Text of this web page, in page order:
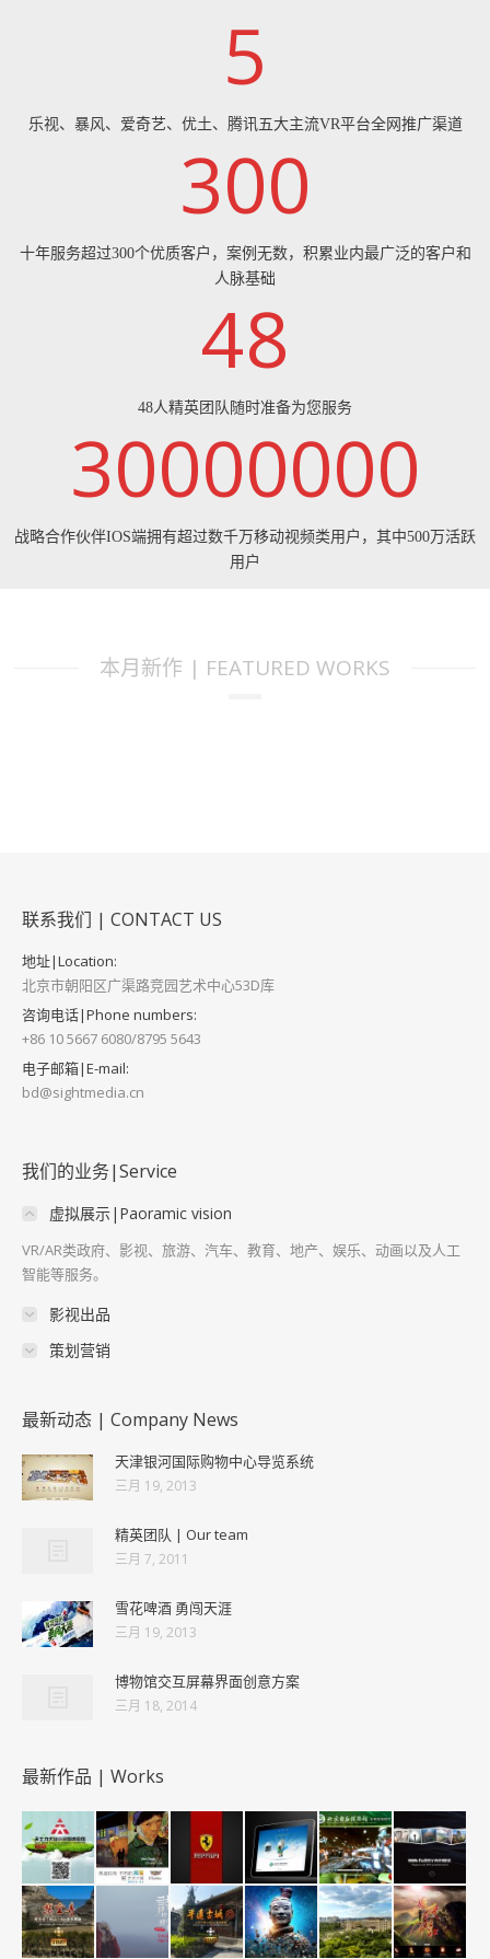
5
乐视、暴风、爱奇艺、优土、腾讯五大主流VR平台全网推广渠道
300
十年服务超过300个优质客户，案例无数，积累业内最广泛的客户和
人脉基础
48
48人精英团队随时准备为您服务
30000000
战略合作伙伴IOS端拥有超过数千万移动视频类用户，其中500万活跃
用户
本月新作 | FEATURED WORKS
联系我们 | CONTACT US
地址|Location:
北京市朝阳区广渠路竞园艺术中心53D库
咨询电话|Phone numbers:
+86 10 5667 6080/8795 5643
电子邮箱|E-mail:
bd@sightmedia.cn
我们的业务|Service
虚拟展示|Paoramic vision
VR/AR类政府、影视、旅游、汽车、教育、地产、娱乐、动画以及人工
智能等服务。
影视出品
策划营销
最新动态 | Company News
天津银河国际购物中心导览系统
三月 19, 2013
精英团队 | Our team
三月 7, 2011
雪花啤酒 勇闯天涯
三月 19, 2013
博物馆交互屏幕界面创意方案
三月 18, 2014
最新作品 | Works